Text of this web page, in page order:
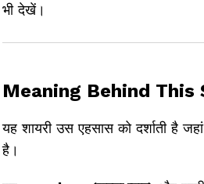
भी देखें।
Meaning Behind This
यह शायरी उस एहसास को दर्शाती है
है।